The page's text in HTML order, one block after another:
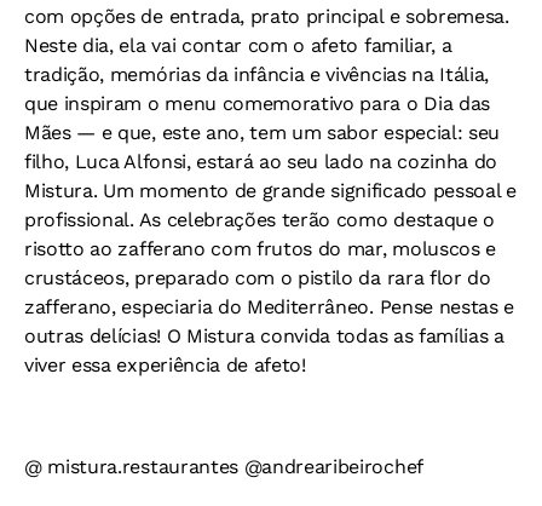
com opções de entrada, prato principal e sobremesa.
Neste dia, ela vai contar com o afeto familiar, a
tradição, memórias da infância e vivências na Itália,
que inspiram o menu comemorativo para o Dia das
Mães — e que, este ano, tem um sabor especial: seu
filho, Luca Alfonsi, estará ao seu lado na cozinha do
Mistura. Um momento de grande significado pessoal e
profissional. As celebrações terão como destaque o
risotto ao zafferano com frutos do mar, moluscos e
crustáceos, preparado com o pistilo da rara flor do
zafferano, especiaria do Mediterrâneo. Pense nestas e
outras delícias! O Mistura convida todas as famílias a
viver essa experiência de afeto!
@ mistura.restaurantes @andrearibeirochef